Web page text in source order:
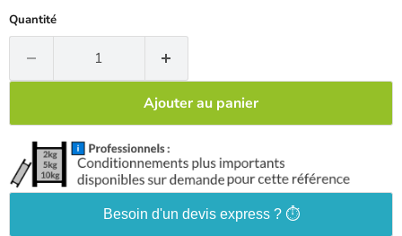
Quantité
Ajouter au panier
Besoin d'un devis express ? ⏱️